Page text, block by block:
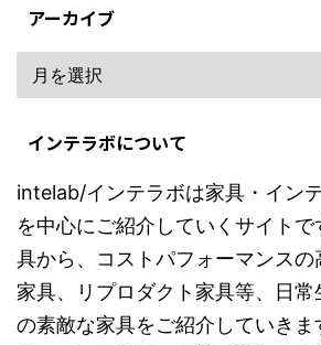
アーカイブ
インテラボについて
intelab/インテラボは家具・イン
を中心にご紹介していくサイト
具から、コストパフォーマンス
家具、リプロダクト家具等、日常
の素敵な家具をご紹介していきま